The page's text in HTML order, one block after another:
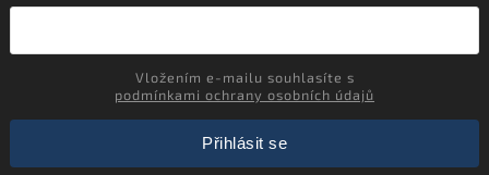
podmínkami ochrany osobních údajů
Přihlásit se